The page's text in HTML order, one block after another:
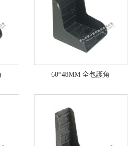
60*48MM 全包護角